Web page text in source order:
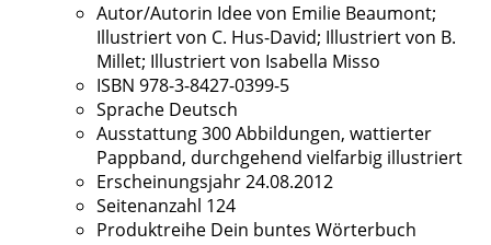
Autor/Autorin Idee von Emilie Beaumont;
Illustriert von C. Hus-David; Illustriert von B.
Millet; Illustriert von Isabella Misso
ISBN 978-3-8427-0399-5
Sprache Deutsch
Ausstattung300 Abbildungen, wattierter
Pappband, durchgehend vielfarbig illustriert
Erscheinungsjahr24.08.2012
Seitenanzahl 124
Produktreihe Dein buntes Wörterbuch